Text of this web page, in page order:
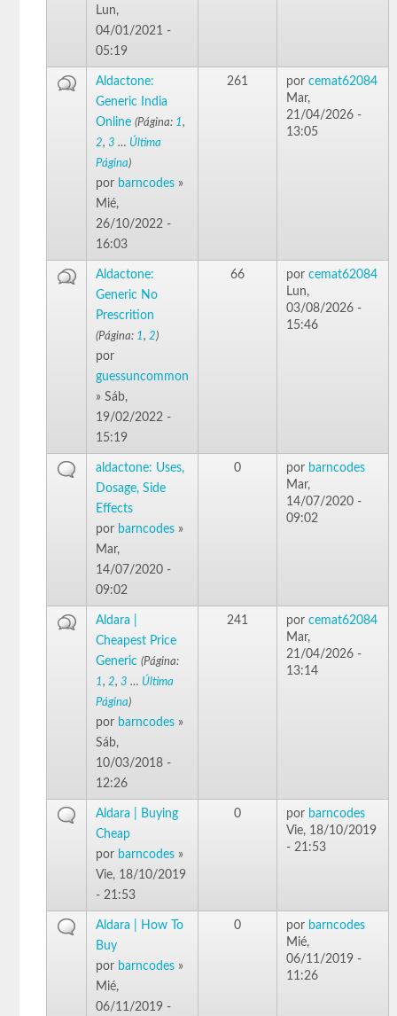
Lun,
04/01/2021 -
05:19
Aldactone:
Generic India
Online (Página: 1,
2,3 … Última
Página)
por barncodes »
Mié,
26/10/2022 -
16:03
261 porcemat62084
Mar,
21/04/2026 -
13:05
Aldactone:
Generic No
Prescrition
(Página: 1, 2)
por
guessuncommon
» Sáb,
19/02/2022 -
15:19
66 porcemat62084
Lun,
03/08/2026 -
15:46
aldactone: Uses,
Dosage, Side
Effects
por barncodes »
Mar,
14/07/2020 -
09:02
0 por barncodes
Mar,
14/07/2020 -
09:02
Aldara |
Cheapest Price
Generic (Página:
1, 2,3 … Última
Página)
por barncodes »
Sáb,
10/03/2018 -
12:26
241 porcemat62084
Mar,
21/04/2026 -
13:14
Aldara | Buying
Cheap
por barncodes »
Vie, 18/10/2019
- 21:53
0 por barncodes
Vie, 18/10/2019
- 21:53
Aldara | How To
Buy
por barncodes »
Mié,
06/11/2019 -
0 por barncodes
Mié,
06/11/2019 -
11:26